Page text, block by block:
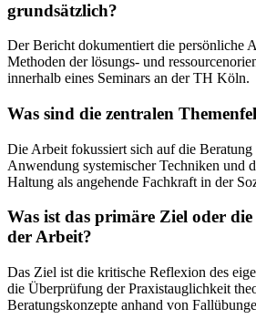
grundsätzlich?
Der Bericht dokumentiert die persönliche
Methoden der lösungs- und
innerhalb eines Seminars an der TH Köln.
Was sind die zentralen
Die Arbeit fokussiert sich auf die
Anwendung systemischer Techniken und
Haltung als angehende Fachkraft in der
Was ist das primäre Ziel oder
der Arbeit?
Das Ziel ist die kritische Reflexion des
die Überprüfung der Praxistauglichkeit
Beratungskonzepte anhand von